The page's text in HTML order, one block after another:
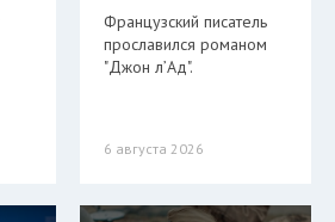
Французский писатель
прославился романом
"Джон л’Ад".
6 августа 2026